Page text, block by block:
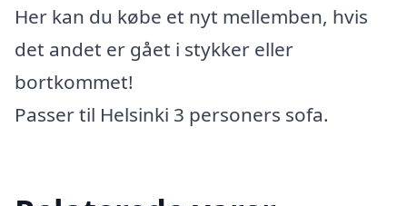
Her kan du købe et nyt mellemben, hvis
det andet er gået i stykker eller
bortkommet!
Passer til Helsinki 3 personers sofa.